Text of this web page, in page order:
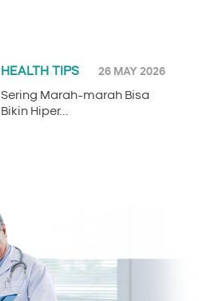
HEALTH TIPS 26 MAY 2026
Sering Marah-marah Bisa
Bikin Hiper...